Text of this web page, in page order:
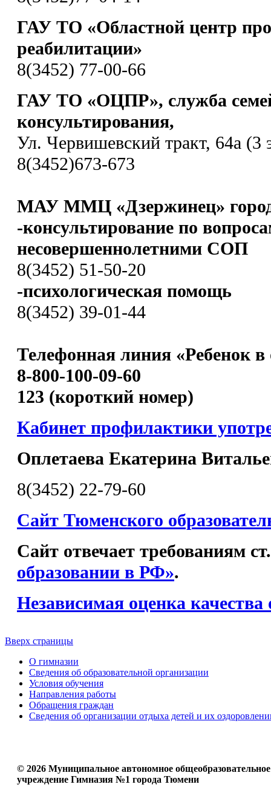
ГАУ ТО «Областной центр
реабилитации»
8(3452) 77-00-66
ГАУ ТО «ОЦПР», служба
консультирования,
Ул. Червишевский тракт, 64а (3
8(3452)673-673
МАУ ММЦ «Дзержинец»
-консультирование по
несовершеннолетними СОП
8(3452) 51-50-20
-психологическая помощь
8(3452) 39-01-44
Телефонная линия «Ребенок в
8-800-100-09-60
123 (короткий номер)
Кабинет профилактики
Оплетаева Екатерина
8(3452) 22-79-60
Сайт Тюменского
Сайт отвечает требованиям
образовании в РФ».
Независимая оценка качества
Вверх страницы
О гимназии
Сведения об образовательной организации
Условия обучения
Направления работы
Обращения граждан
Сведения об организации отдыха детей и их
© 2026 Муниципальное автономное общеобразовательное
учреждение Гимназия №1 города Тюмени